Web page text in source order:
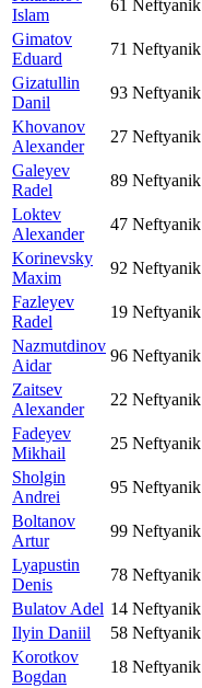
Islam
61 Neftyanik
Gimatov
Eduard
71 Neftyanik
Gizatullin
Danil
93 Neftyanik
Khovanov
Alexander
27 Neftyanik
Galeyev
Radel
89 Neftyanik
Loktev
Alexander
47 Neftyanik
Korinevsky
Maxim
92 Neftyanik
Fazleyev
Radel
19 Neftyanik
Nazmutdinov
Aidar
96 Neftyanik
Zaitsev
Alexander
22 Neftyanik
Fadeyev
Mikhail
25 Neftyanik
Sholgin
Andrei
95 Neftyanik
Boltanov
Artur
99 Neftyanik
Lyapustin
Denis
78 Neftyanik
Bulatov Adel 14 Neftyanik
Ilyin Daniil
58 Neftyanik
Korotkov
Bogdan
18 Neftyanik